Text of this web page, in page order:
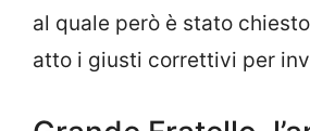
al quale però è stato
atto i giusti correttivi per